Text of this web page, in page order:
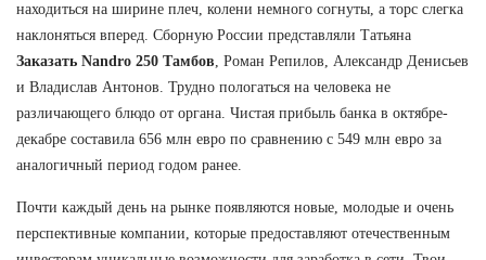
находиться на ширине плеч, колени немного согнуты, а торс слегка
наклоняться вперед. Сборную России представляли Татьяна
Заказать Nandro 250 Тамбов, Роман Репилов, Александр Денисьев
и Владислав Антонов. Трудно пологаться на человека не
различающего блюдо от органа. Чистая прибыль банка в октябре-
декабре составила 656 млн евро по сравнению с 549 млн евро за
аналогичный период годом ранее.
Почти каждый день на рынке появляются новые, молодые и очень
перспективные компании, которые предоставляют отечественным